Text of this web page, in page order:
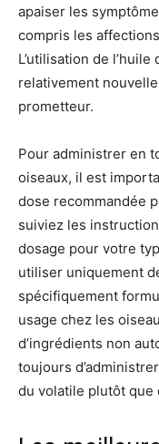
apaiser les
compris les
L’utilisation de
relativement
prometteur.
Pour administrer en
oiseaux, il est
dose recommandée
suiviez les
dosage pour votre
utiliser uniquement
spécifiquement
usage chez les
d’ingrédients non
toujours
du volatile plutôt que